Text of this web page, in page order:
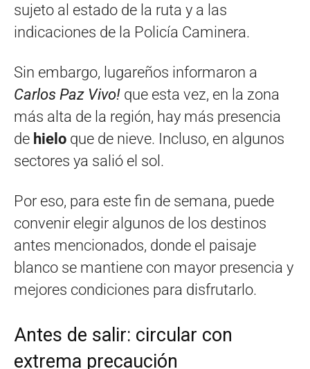
sujeto al estado de la ruta y a las
indicaciones de la Policía Caminera.
Sin embargo, lugareños informaron a
Carlos Paz Vivo! que esta vez, en la zona
más alta de la región, hay más presencia
de hielo que de nieve. Incluso, en algunos
sectores ya salió el sol.
Por eso, para este fin de semana, puede
convenir elegir algunos de los destinos
antes mencionados, donde el paisaje
blanco se mantiene con mayor presencia y
mejores condiciones para disfrutarlo.
Antes de salir: circular con
extrema precaución